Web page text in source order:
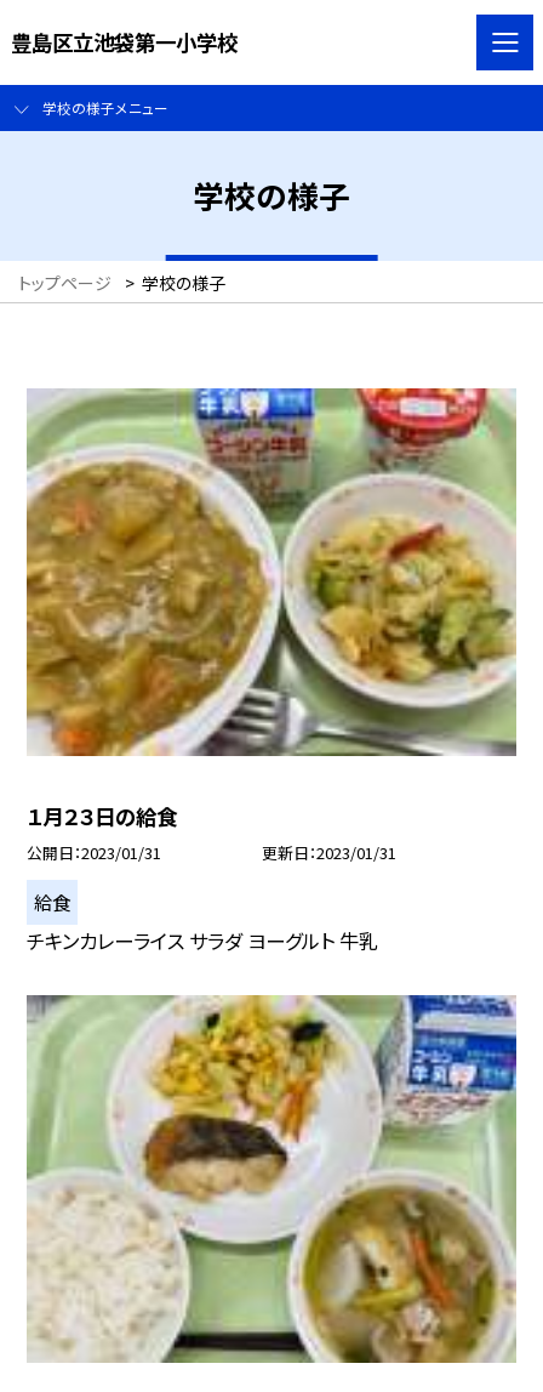
豊島区立池袋第一小学校
学校の様子メニュー
学校の様子
トップページ > 学校の様子
１月２３日の給食
公開日 2023/01/31 更新日 2023/01/31
給食
チキンカレーライス サラダ ヨーグルト 牛乳